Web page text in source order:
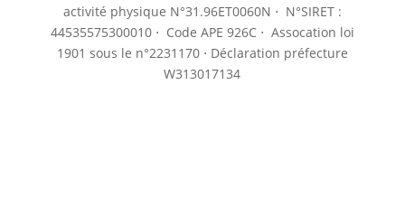
activité physique N°31.96ET0060N ⋅ N°SIRET :
44535575300010 ⋅ Code APE 926C ⋅ Assocation loi
1901 sous le n°2231170 ⋅ Déclaration préfecture
W313017134